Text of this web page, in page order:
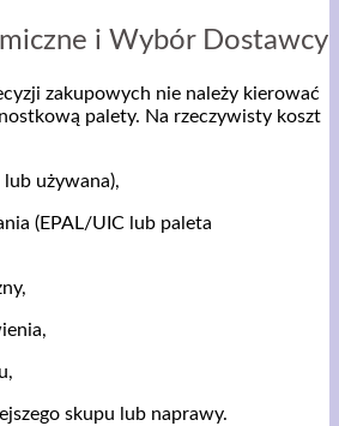
i Wybór Dostawcy
zakupowych nie należy kierować
palety. Na rzeczywisty koszt
używana),
(EPAL/UIC lub paleta
skupu lub naprawy.